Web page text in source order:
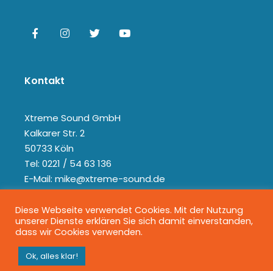
Kontakt
Xtreme Sound GmbH
Kalkarer Str. 2
50733 Köln
Tel: 0221 / 54 63 136
E-Mail: mike@xtreme-sound.de
Diese Webseite verwendet Cookies. Mit der Nutzung
unserer Dienste erklären Sie sich damit einverstanden,
dass wir Cookies verwenden.
Ok, alles klar!